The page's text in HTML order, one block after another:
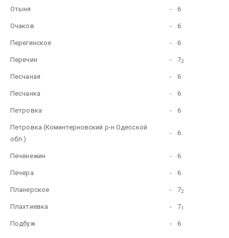
Отыня - 6
Очаков - 6
Перегинское - 6
Перечин - 72
Песчаная - 6
Песчанка - 6
Петровка - 6
Петровка (Коминтерновский р-н Одесской
обл.)
- 6
Печенежин - 6
Печера - 6
Планерское - 72
Плахтиевка - 71
Подбуж - 6